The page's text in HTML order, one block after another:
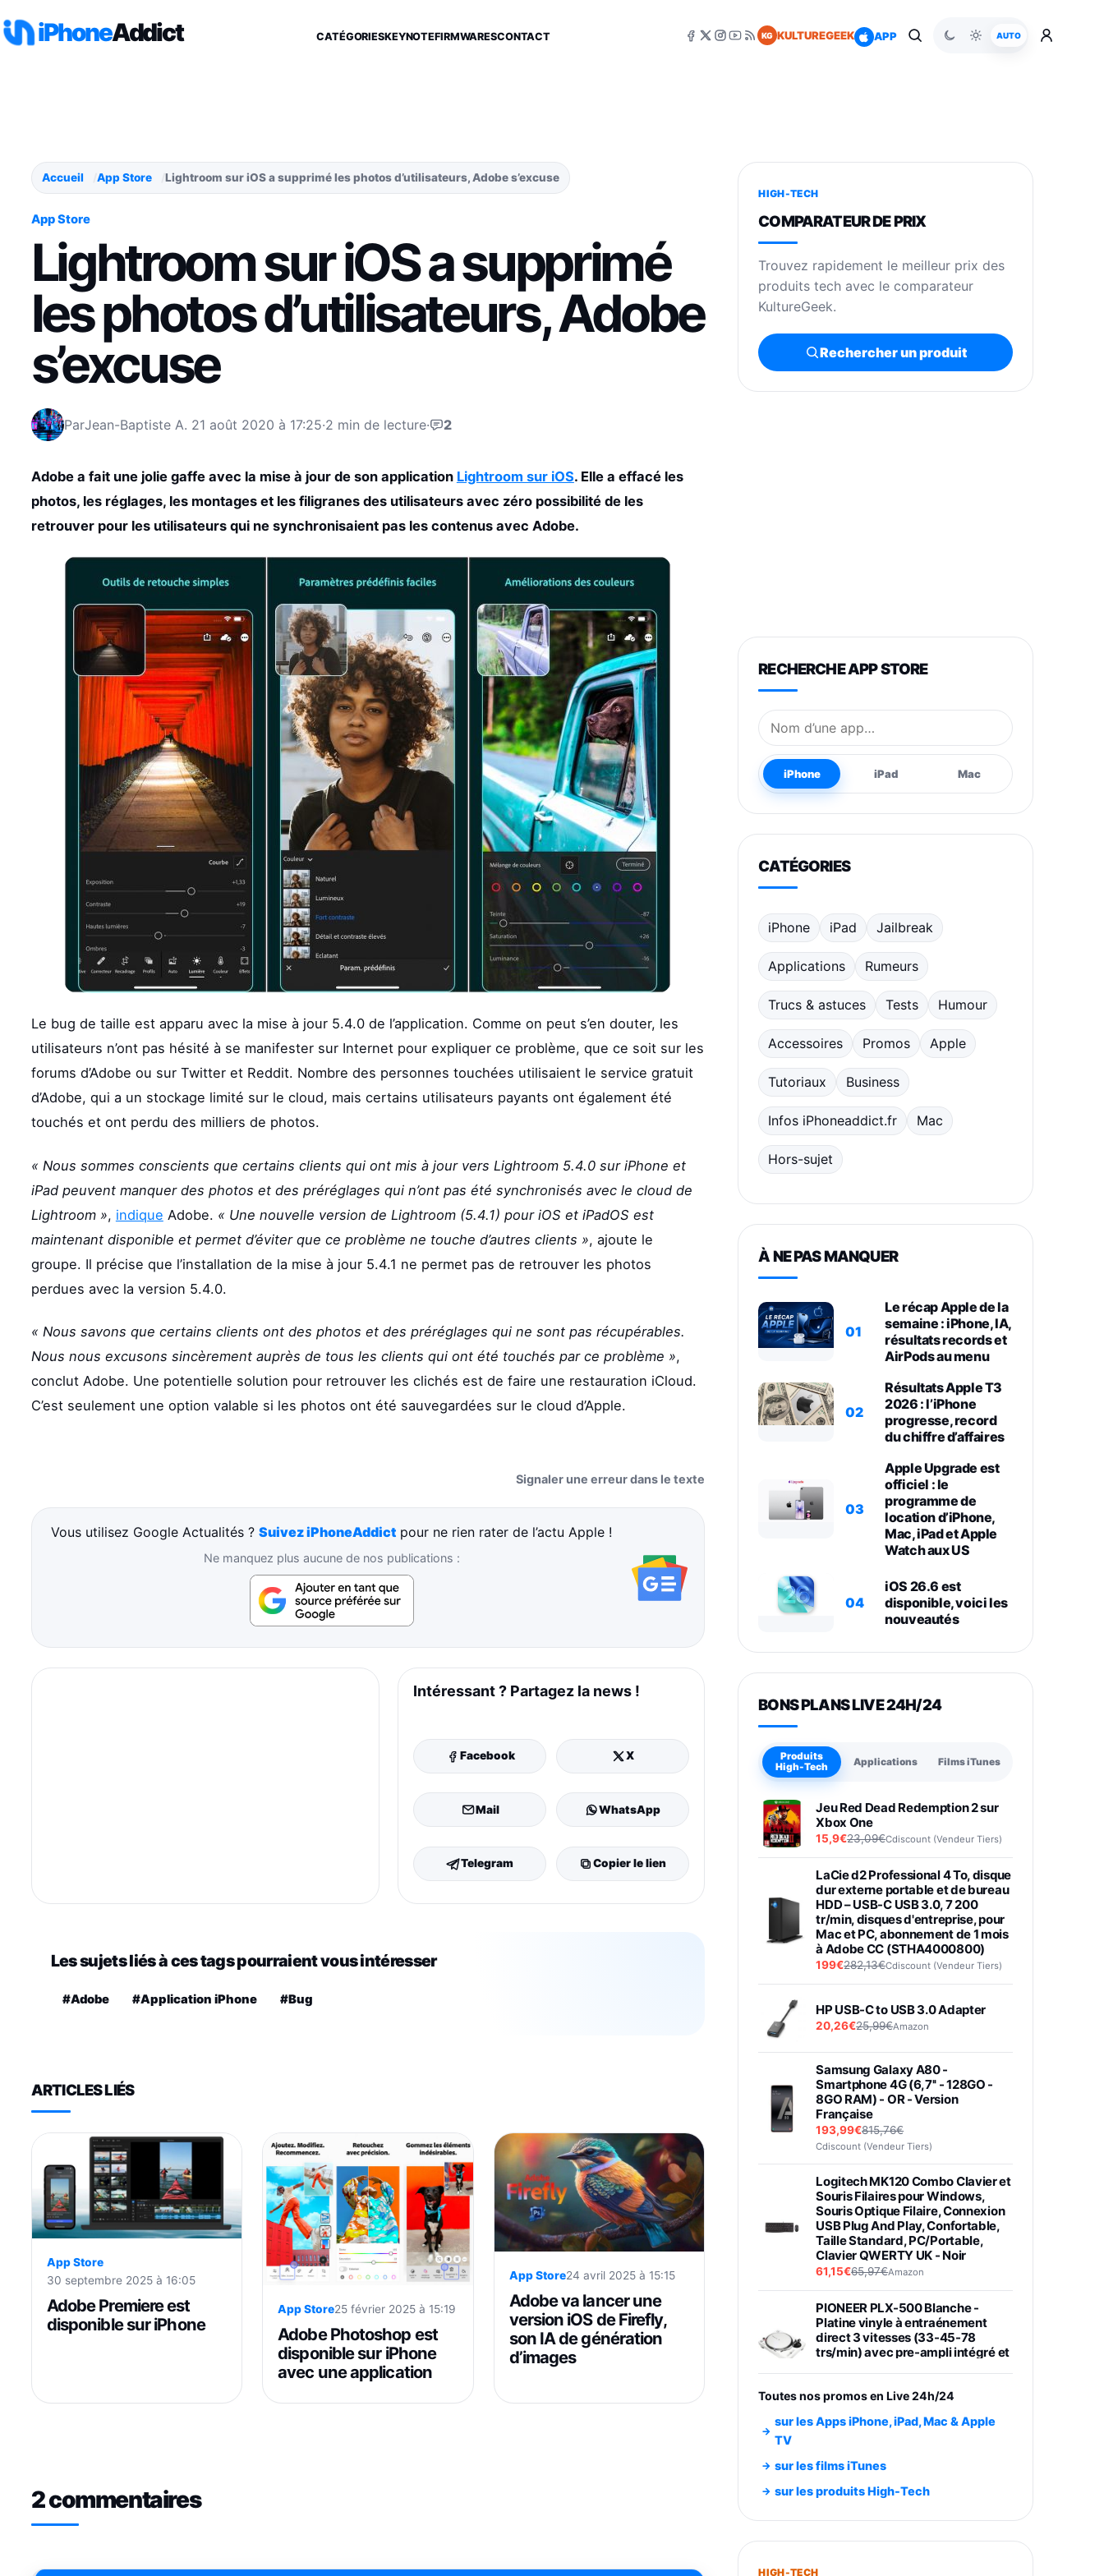
iPhoneAddict CATÉGORIESKEYNOTEFIRMWARESCONTACT KG KULTUREGEEK APP AUTO
Accueil App Store Lightroom sur iOS a supprimé les photos d’utilisateurs, Adobe s’excuse
App Store
Lightroom sur iOS a supprimé
les photos d’utilisateurs, Adobe
s’excuse
ParJean-Baptiste A. 21 août 2020 à 17:25·2 min de lecture· 2
Adobe a fait une jolie gaffe avec la mise à jour de son application Lightroom sur iOS. Elle a effacé les
photos, les réglages, les montages et les filigranes des utilisateurs avec zéro possibilité de les
retrouver pour les utilisateurs qui ne synchronisaient pas les contenus avec Adobe.
Le bug de taille est apparu avec la mise à jour 5.4.0 de l’application. Comme on peut s’en douter, les
utilisateurs n’ont pas hésité à se manifester sur Internet pour expliquer ce problème, que ce soit sur les
forums d’Adobe ou sur Twitter et Reddit. Nombre des personnes touchées utilisaient le service gratuit
d’Adobe, qui a un stockage limité sur le cloud, mais certains utilisateurs payants ont également été
touchés et ont perdu des milliers de photos.
« Nous sommes conscients que certains clients qui ont mis à jour vers Lightroom 5.4.0 sur iPhone et
iPad peuvent manquer des photos et des préréglages qui n’ont pas été synchronisés avec le cloud de
Lightroom », indique Adobe. « Une nouvelle version de Lightroom (5.4.1) pour iOS et iPadOS est
maintenant disponible et permet d’éviter que ce problème ne touche d’autres clients », ajoute le
groupe. Il précise que l’installation de la mise à jour 5.4.1 ne permet pas de retrouver les photos
perdues avec la version 5.4.0.
« Nous savons que certains clients ont des photos et des préréglages qui ne sont pas récupérables.
Nous nous excusons sincèrement auprès de tous les clients qui ont été touchés par ce problème »,
conclut Adobe. Une potentielle solution pour retrouver les clichés est de faire une restauration iCloud.
C’est seulement une option valable si les photos ont été sauvegardées sur le cloud d’Apple.
Signaler une erreur dans le texte
Vous utilisez Google Actualités ?Suivez iPhoneAddict pour ne rien rater de l’actu Apple !
Ne manquez plus aucune de nos publications :
Intéressant ? Partagez la news !
Facebook X
Mail WhatsApp
Telegram Copier le lien
Les sujets liés à ces tags pourraient vous intéresser
#Adobe #Application iPhone #Bug
ARTICLES LIÉS
App Store
30 septembre 2025 à 16:05
Adobe Premiere est
disponible sur iPhone
App Store25 février 2025 à 15:19
Adobe Photoshop est
disponible sur iPhone
avec une application
App Store24 avril 2025 à 15:15
Adobe va lancer une
version iOS de Firefly,
son IA de génération
d’images
2 commentaires
HIGH-TECH
COMPARATEUR DE PRIX
Trouvez rapidement le meilleur prix des
produits tech avec le comparateur
KultureGeek.
Rechercher un produit
RECHERCHE APP STORE
Nom de l’application
iPhone iPad Mac
CATÉGORIES
iPhone iPad Jailbreak
Applications Rumeurs
Trucs & astuces Tests Humour
Accessoires Promos Apple
Tutoriaux Business
Infos iPhoneaddict.fr Mac
Hors-sujet
À NE PAS MANQUER
01
Le récap Apple de la
semaine : iPhone, IA,
résultats records et
AirPods au menu
02
Résultats Apple T3
2026 : l’iPhone
progresse, record
du chiffre d’affaires
03
Apple Upgrade est
officiel : le
programme de
location d’iPhone,
Mac, iPad et Apple
Watch aux US
04
iOS 26.6 est
disponible, voici les
nouveautés
BONS PLANS LIVE 24H/24
Produits
High-Tech
Applications Films iTunes
Jeu Red Dead Redemption 2 sur
Xbox One
15,9€23,09€Cdiscount (Vendeur Tiers)
LaCie d2 Professional 4 To, disque
dur externe portable et de bureau
HDD – USB-C USB 3.0, 7 200
tr/min, disques d'entreprise, pour
Mac et PC, abonnement de 1 mois
à Adobe CC (STHA4000800)
199€282,13€Cdiscount (Vendeur Tiers)
HP USB-C to USB 3.0 Adapter
20,26€25,99€Amazon
Samsung Galaxy A80 -
Smartphone 4G (6,7'' - 128GO -
8GO RAM) - OR - Version
Française
193,99€815,76€
Cdiscount (Vendeur Tiers)
Logitech MK120 Combo Clavier et
Souris Filaires pour Windows,
Souris Optique Filaire, Connexion
USB Plug And Play, Confortable,
Taille Standard, PC/Portable,
Clavier QWERTY UK - Noir
61,15€65,97€Amazon
PIONEER PLX-500 Blanche -
Platine vinyle à entraénement
direct 3 vitesses (33-45-78
trs/min) avec pre-ampli intégré et
Smartphone SAMSUNG Galaxy
Smartphone SAMSUNG Galaxy
S26+ Violet 256Go
749,99€1240,43€Fnac (Vendeur Tiers)
Toutes nos promos en Live 24h/24
sur les Apps iPhone, iPad, Mac & Apple
TV
sur les films iTunes
sur les produits High-Tech
HIGH-TECH